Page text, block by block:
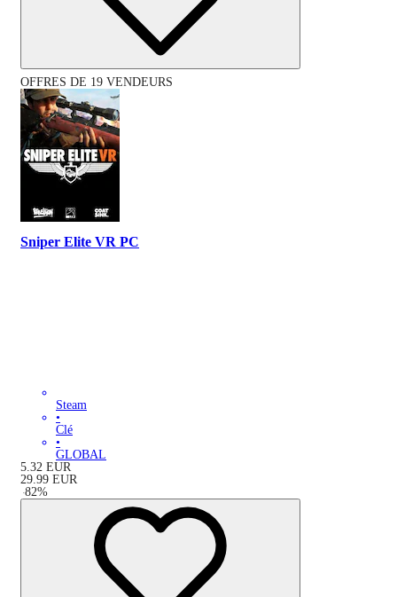
OFFRES DE 19 VENDEURS
Sniper Elite VR PC
Steam
•
Clé
•
GLOBAL
5.32 EUR
29.99 EUR
-82%